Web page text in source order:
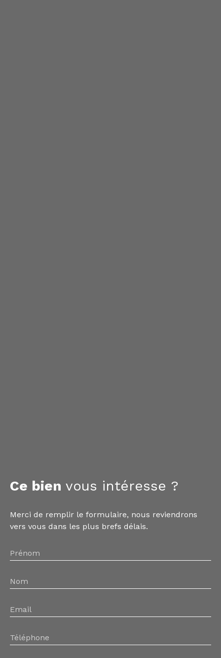
Ce bien vous intéresse ?
Merci de remplir le formulaire, nous reviendrons
vers vous dans les plus brefs délais.
Prénom
Nom
Email
Téléphone